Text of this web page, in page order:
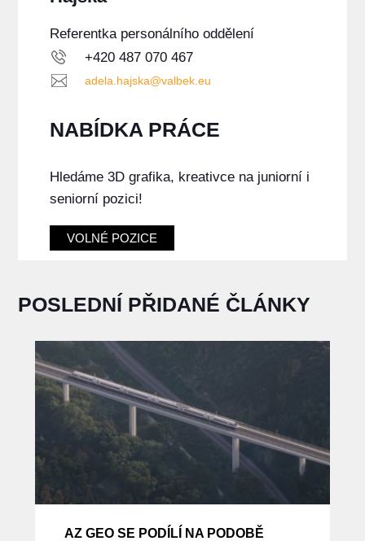
Referentka personálního oddělení
+420 487 070 467
adela.hajska@valbek.eu
NABÍDKA PRÁCE
Hledáme 3D grafika, kreativce na juniorní i
seniorní pozici!
VOLNÉ POZICE
POSLEDNÍ PŘIDANÉ ČLÁNKY
AZ GEO SE PODÍLÍ NA PODOBĚ